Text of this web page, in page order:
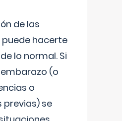
de las
hacerte
lo normal. Si
(o
o
se